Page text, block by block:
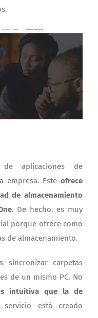
aplicaciones de
empresa. Este ofrece
de almacenamiento
. De hecho, es muy
porque ofrece como
de almacenamiento.
sincronizar carpetas
de un mismo PC. No
intuitiva que la de
está creado